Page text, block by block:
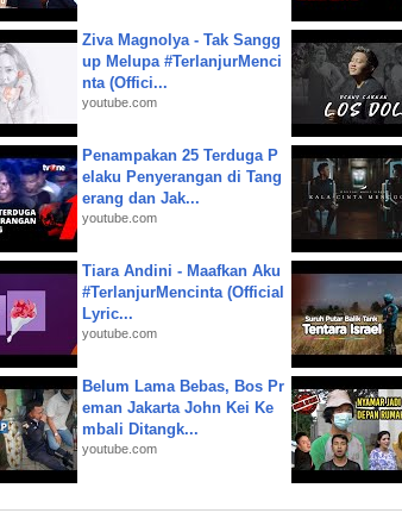
Ziva Magnolya - Tak Sangg
up Melupa #TerlanjurMenci
nta (Offici...
youtube.com
Penampakan 25 Terduga P
elaku Penyerangan di Tang
erang dan Jak...
youtube.com
Tiara Andini - Maafkan Aku
#TerlanjurMencinta (Official
Lyric...
youtube.com
Belum Lama Bebas, Bos Pr
eman Jakarta John Kei Ke
mbali Ditangk...
youtube.com